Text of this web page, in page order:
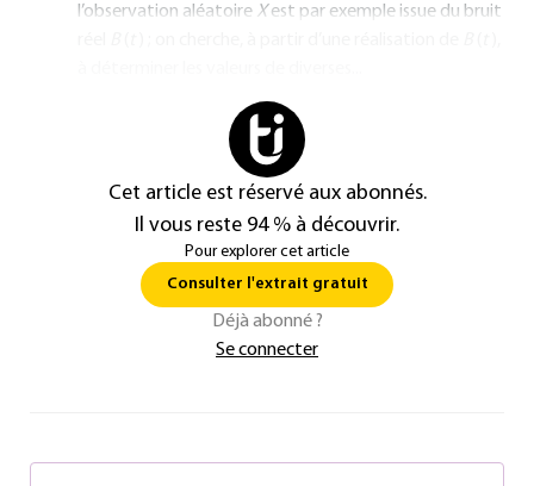
l’observation aléatoire Xest par exemple issue du bruit
Cet article est réservé aux abonnés.
Il vous reste 94 % à découvrir.
Pour explorer cet article
Consulter l'extrait gratuit
Déjà abonné ?
Se connecter